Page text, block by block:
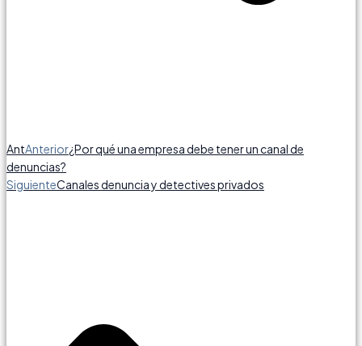
AntAnterior¿Por qué una empresa debe tener un canal de
denuncias?
SiguienteCanales denuncia y detectives privados